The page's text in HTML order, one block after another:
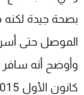
بصحة جيدة لكنه
الموصل حتى
وأوضح أنه سافر